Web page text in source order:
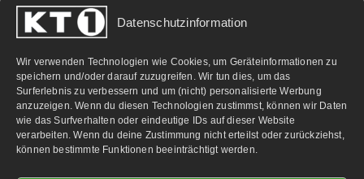
Datenschutzinformation
Wir verwenden Technologien wie Cookies, um Geräteinformationen zu
speichern und/oder darauf zuzugreifen. Wir tun dies, um das
Surferlebnis zu verbessern und um (nicht) personalisierte Werbung
anzuzeigen. Wenn du diesen Technologien zustimmst, können wir Daten
wie das Surfverhalten oder eindeutige IDs auf dieser Website
verarbeiten. Wenn du deine Zustimmung nicht erteilst oder zurückziehst,
können bestimmte Funktionen beeinträchtigt werden.
PARTNERLINKS: